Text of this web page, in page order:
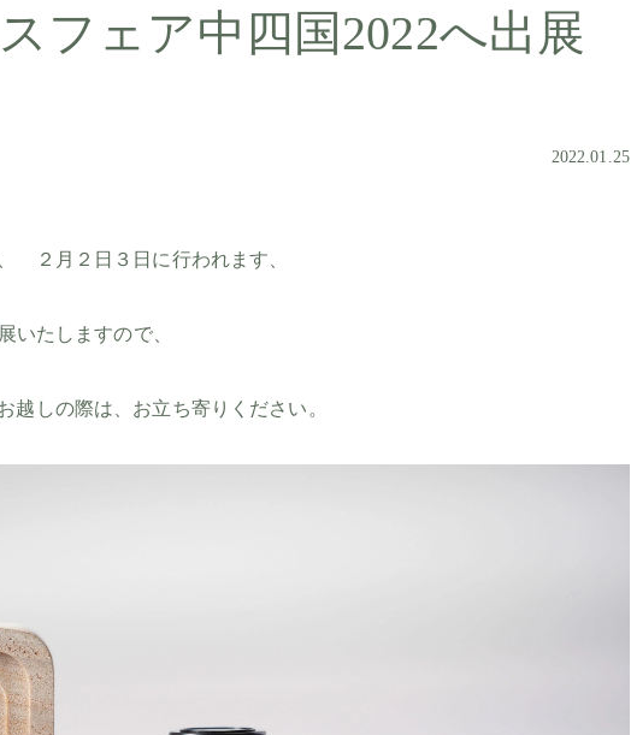
フェア中四国2022へ出展
2022.01.25
２月２日３日に行われます、
いたしますので、
越しの際は、お立ち寄りください。